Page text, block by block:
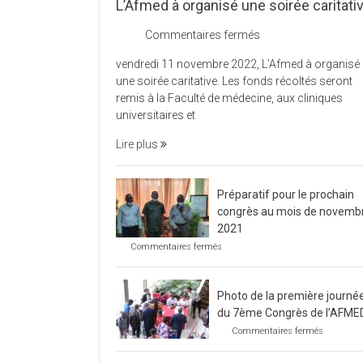
L’Afmed à organisé une soirée
Commentaires fermés
à
organisé
une
vendredi 11 novembre 2022, L’Afmed à organisé
une soirée caritative. Les fonds récoltés seront
remis à la Faculté de médecine, aux cliniques
universitaires et
Lire plus
Préparatif pour le prochain
congrès au mois de
2021
Commentaires fermés
prochain
congrès
mois
de
Photo de la première
du 7ème Congrès de
Commentaires fermés